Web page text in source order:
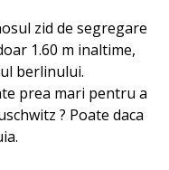
zid de segregare
1.60 m inaltime,
berlinului.
prea mari pentru a
? Poate daca